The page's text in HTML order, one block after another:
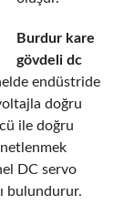
Burdur kare
gövdeli dc
endüstride
doğru
ile doğru
DC servo
bulundurur.